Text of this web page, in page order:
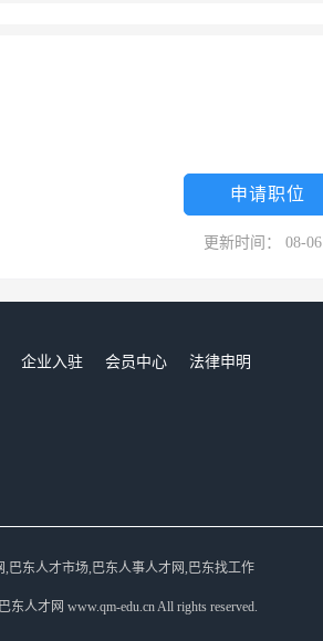
申请职位
更新时间： 08-06
企业入驻 会员中心
法律申明
,巴东人才市场,巴东人事人才网,巴东找工作
东人才网 www.qm-edu.cn All rights reserved.